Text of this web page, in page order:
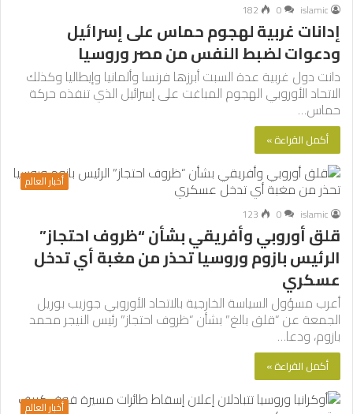
islamic
0
182
إدانات غربية لهجوم حماس على إسرائيل
ودعوات لضبط النفس من مصر وروسيا
دانت دول غربية عدة السبت أبرزها فرنسا وألمانيا وإيطاليا وكذلك
الاتحاد الأوروبي الهجوم المباغت على إسرائيل الذي تنفذه حركة
حماس…
أكمل القراءة »
أخبار العالم
islamic
0
123
قلق أوروبي وأفريقي بشأن “ظروف احتجاز”
الرئيس بازوم وروسيا تحذر من مغبة أي تدخل
عسكري
أعرب مسؤول السياسة الخارجية بالاتحاد الأوروبي جوزيب بوريل
الجمعة عن “قلق بالغ” بشأن “ظروف احتجاز” رئيس النيجر محمد
بازوم، ودعا…
أكمل القراءة »
أخبار العالم